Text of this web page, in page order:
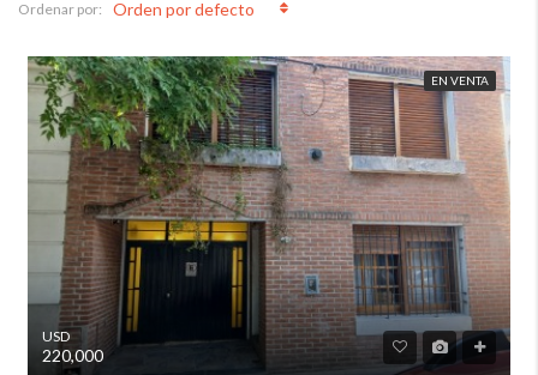
Ordenar por: Orden por defecto
EN VENTA
USD
220,000